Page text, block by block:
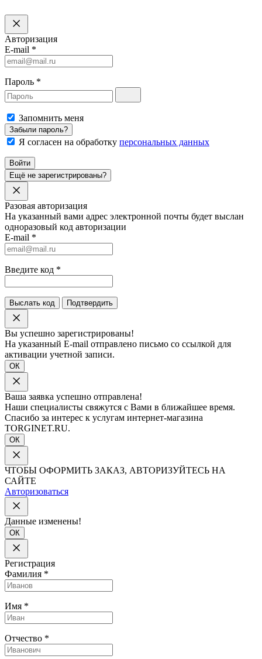
Авторизация
E-mail *
Пароль *
Запомнить меня
Забыли пароль?
Я согласен на обработку персональных данных
Войти
Ещё не зарегистрированы?
Разовая авторизация
На указанный вами адрес электронной почты будет выслан
одноразовый код авторизации
E-mail *
Введите код *
Выслать код Подтвердить
Вы успешно зарегистрированы!
На указанный E-mail отправлено письмо со ссылкой для
активации учетной записи.
ОК
Ваша заявка успешно отправлена!
Наши специалисты свяжутся с Вами в ближайшее время.
Спасибо за интерес к услугам интернет-магазина
TORGINET.RU.
ОК
ЧТОБЫ ОФОРМИТЬ ЗАКАЗ, АВТОРИЗУЙТЕСЬ НА
САЙТЕ
Авторизоваться
Данные изменены!
ОК
Регистрация
Фамилия *
Имя *
Отчество *